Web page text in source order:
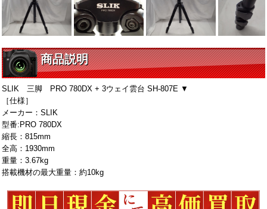
商品説明
SLIK 三脚 PRO 780DX + 3ウェイ雲台 SH-807E ▼
［仕様］
メーカー：SLIK
型番:PRO 780DX
縮長：815mm
全高：1930mm
重量：3.67kg
搭載機材の最大重量：約10kg